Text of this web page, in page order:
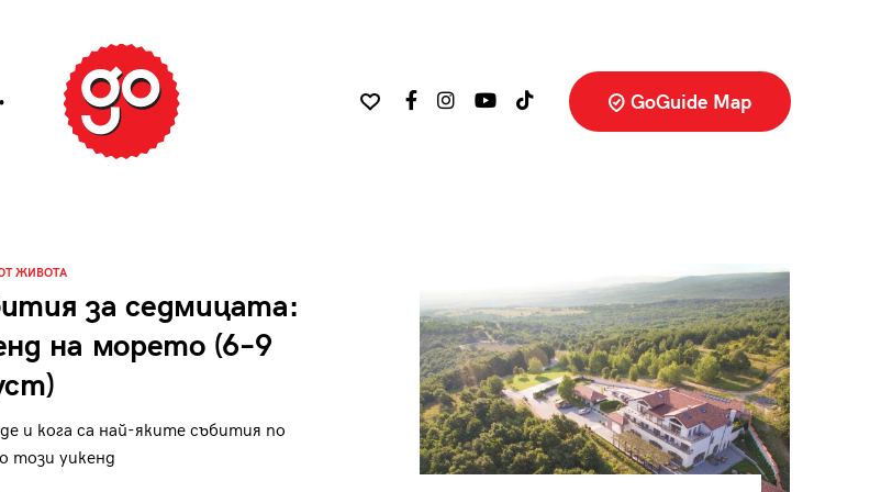
GoGuide Map
ЖИВОТА
за седмицата:
на морето (6–9
и кога са най-яките събития по
този уикенд